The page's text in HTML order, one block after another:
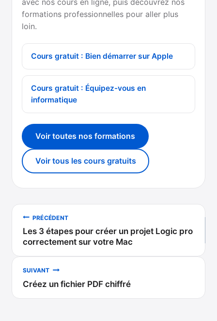
formations professionnelles pour aller plus
loin.
Cours gratuit : Bien démarrer sur Apple
Cours gratuit : Équipez-vous en
informatique
Voir toutes nos formations
Voir tous les cours gratuits
Navigation
de
l’article
PRÉCÉDENT
Les 3 étapes pour créer un projet Logic pro
correctement sur votre Mac
SUIVANT
Créez un fichier PDF chiffré